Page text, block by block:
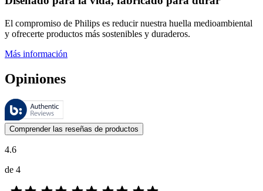
El compromiso de Philips es reducir nuestra huella medioambiental
y ofrecerte productos más sostenibles y duraderos.
Más información
Opiniones
Estas reseñas las gestiona Bazaarvoice y cumplen con la política de
Las opiniones de los clientes en forma de reseñas de productos y
Comprender las reseñas de productos
4.6
de 4